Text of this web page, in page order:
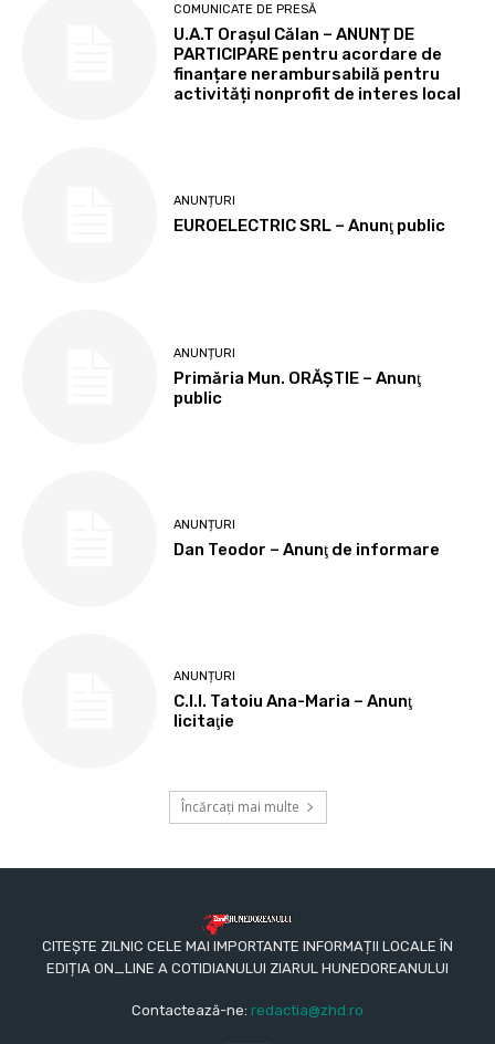
COMUNICATE DE PRESĂ
U.A.T Orașul Călan – ANUNȚ DE
PARTICIPARE pentru acordare de
finanțare nerambursabilă pentru
activități nonprofit de interes local
ANUNȚURI
EUROELECTRIC SRL – Anunţ public
ANUNȚURI
Primăria Mun. ORĂȘTIE – Anunţ
public
ANUNȚURI
Dan Teodor – Anunţ de informare
ANUNȚURI
C.I.I. Tatoiu Ana-Maria – Anunţ
licitaţie
Încărcați mai multe
CITEȘTE ZILNIC CELE MAI IMPORTANTE INFORMAȚII LOCALE ÎN
EDIȚIA ON_LINE A COTIDIANULUI ZIARUL HUNEDOREANULUI
Contactează-ne: redactia@zhd.ro